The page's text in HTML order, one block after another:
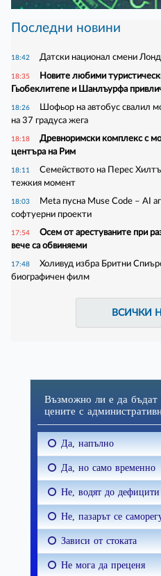
Последни новини
18:42 Датски национал смени
18:35
Новите любими
Гьобеклитепе и Шанлъурфа
18:26
Шофьор на автобус свалил
на 37 градуса жега
18:18
Древноримски комплекс с
центъра на Рим
18:11
Семейството на Перес
тежкия момент
18:03
Meta пусна Muse Code – AI
софтуерни проекти
17:54
Осем от арестуваните при
вече са обвиняеми
17:48
Холивуд избра Бритни
биографичен филм
ВСИЧКИ